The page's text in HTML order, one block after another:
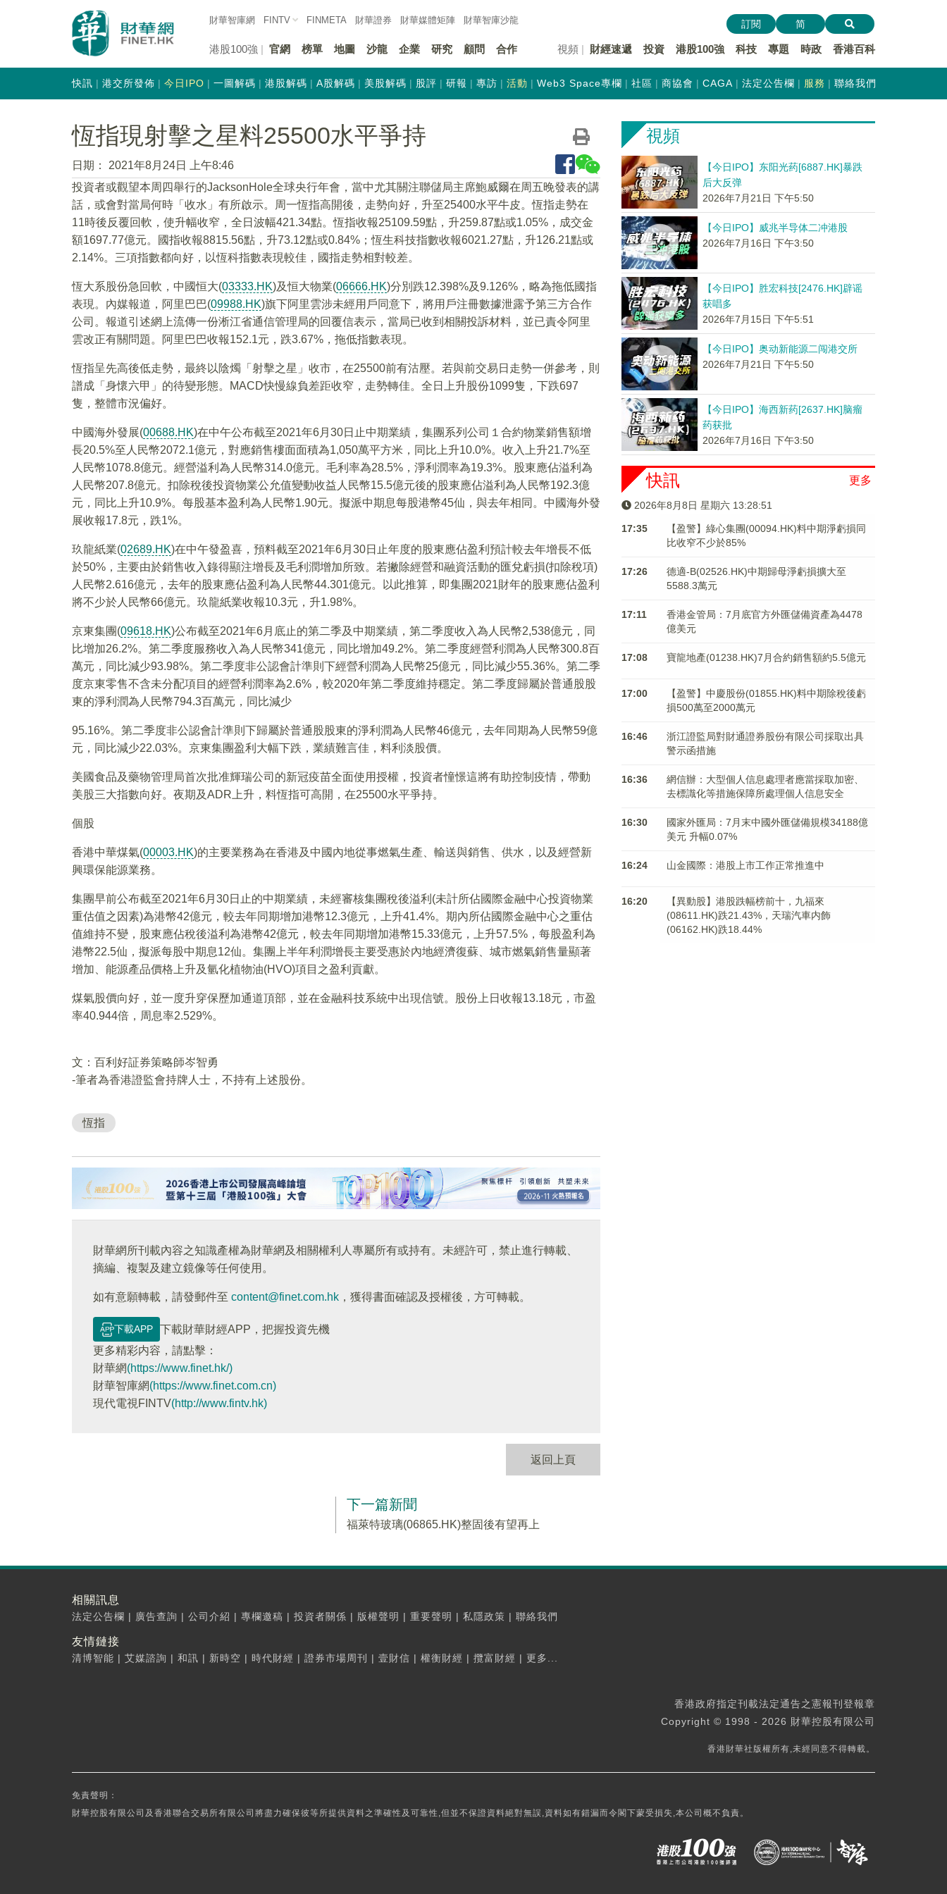
財華智庫網 FINTV FINMETA 財華證券 財華媒體矩陣 財華智庫沙龍
港股100強 官網 榜單 地圖 沙龍 企業 研究 顧問 合作 視頻 財經速遞 投資 港股100強 科技 專題 時政 香港百科
訂閱 简
快訊 港交所發佈 今日IPO 一圖解碼 港股解碼 A股解碼 美股解碼 股評 研報 專訪 活動 Web3 Space專欄 社區 商協會 CAGA 法定公告欄 服務 聯絡我們
恆指現射擊之星料25500水平爭持
日期：
2021年8月24日 上午8:46
投資者或觀望本周四舉行的JacksonHole全球央行年會，當中尤其關注聯儲局主席鮑威爾在周五晚發表的講
話，或會對當局何時「收水」有所啟示。周一恆指高開後，走勢向好，升至25400水平牛皮。恆指走勢在
11時後反覆回軟，使升幅收窄，全日波幅421.34點。恆指收報25109.59點，升259.87點或1.05%，成交金
額1697.77億元。國指收報8815.56點，升73.12點或0.84%；恆生科技指數收報6021.27點，升126.21點或
2.14%。三項指數都向好，以恆科指數表現較佳，國指走勢相對較差。
恆大系股份急回軟，中國恒大(03333.HK)及恒大物業(06666.HK)分別跌12.398%及9.126%，略為拖低國指
表現。內媒報道，阿里巴巴(09988.HK)旗下阿里雲涉未經用戶同意下，將用戶注冊數據泄露予第三方合作
公司。報道引述網上流傳一份淅江省通信管理局的回覆信表示，當局已收到相關投訴材料，並已責令阿里
雲改正有關問題。阿里巴巴收報152.1元，跌3.67%，拖低指數表現。
恆指呈先高後低走勢，最終以陰燭「射擊之星」收市，在25500前有沽壓。若與前交易日走勢一併參考，則
譜成「身懷六甲」的待變形態。MACD快慢線負差距收窄，走勢轉佳。全日上升股份1099隻，下跌697
隻，整體市況偏好。
中國海外發展(00688.HK)在中午公布截至2021年6月30日止中期業績，集團系列公司１合約物業銷售額增
長20.5%至人民幣2072.1億元，對應銷售樓面面積為1,050萬平方米，同比上升10.0%。收入上升21.7%至
人民幣1078.8億元。經營溢利為人民幣314.0億元。毛利率為28.5%，淨利潤率為19.3%。股東應佔溢利為
人民幣207.8億元。扣除稅後投資物業公允值變動收益人民幣15.5億元後的股東應佔溢利為人民幣192.3億
元，同比上升10.9%。每股基本盈利為人民幣1.90元。擬派中期息每股港幣45仙，與去年相同。中國海外發
展收報17.8元，跌1%。
玖龍紙業(02689.HK)在中午發盈喜，預料截至2021年6月30日止年度的股東應佔盈利預計較去年增長不低
於50%，主要由於銷售收入錄得顯注增長及毛利潤增加所致。若撇除經營和融資活動的匯兌虧損(扣除稅項)
人民幣2.616億元，去年的股東應佔盈利為人民幣44.301億元。以此推算，即集團2021財年的股東應佔盈利
將不少於人民幣66億元。玖龍紙業收報10.3元，升1.98%。
京東集團(09618.HK)公布截至2021年6月底止的第二季及中期業績，第二季度收入為人民幣2,538億元，同
比增加26.2%。第二季度服務收入為人民幣341億元，同比增加49.2%。第二季度經營利潤為人民幣300.8百
萬元，同比減少93.98%。第二季度非公認會計準則下經營利潤為人民幣25億元，同比減少55.36%。第二季
度京東零售不含未分配項目的經營利潤率為2.6%，較2020年第二季度維持穩定。第二季度歸屬於普通股股
東的淨利潤為人民幣794.3百萬元，同比減少
95.16%。第二季度非公認會計準則下歸屬於普通股股東的淨利潤為人民幣46億元，去年同期為人民幣59億
元，同比減少22.03%。京東集團盈利大幅下跌，業績難言佳，料利淡股價。
美國食品及藥物管理局首次批准輝瑞公司的新冠疫苗全面使用授權，投資者憧憬這將有助控制疫情，帶動
美股三大指數向好。夜期及ADR上升，料恆指可高開，在25500水平爭持。
個股
香港中華煤氣(00003.HK)的主要業務為在香港及中國內地從事燃氣生產、輸送與銷售、供水，以及經營新
興環保能源業務。
集團早前公布截至2021年6月30日止的中期業績，未經審核集團稅後溢利(未計所佔國際金融中心投資物業
重估值之因素)為港幣42億元，較去年同期增加港幣12.3億元，上升41.4%。期內所佔國際金融中心之重估
值維持不變，股東應佔稅後溢利為港幣42億元，較去年同期增加港幣15.33億元，上升57.5%，每股盈利為
港幣22.5仙，擬派每股中期息12仙。集團上半年利潤增長主要受惠於內地經濟復蘇、城市燃氣銷售量顯著
增加、能源產品價格上升及氫化植物油(HVO)項目之盈利貢獻。
煤氣股價向好，並一度升穿保歷加通道頂部，並在金融科技系統中出現信號。股份上日收報13.18元，市盈
率40.944倍，周息率2.529%。
文：百利好証券策略師岑智勇
-筆者為香港證監會持牌人士，不持有上述股份。
恆指
財華網所刊載內容之知識產權為財華網及相關權利人專屬所有或持有。未經許可，禁止進行轉載、
摘編、複製及建立鏡像等任何使用。
如有意願轉載，請發郵件至 content@finet.com.hk ，獲得書面確認及授權後，方可轉載。
下載APP
下載財華財經APP，把握投資先機
更多精彩内容，請點擊：
財華網(https://www.finet.hk/)
財華智庫網(https://www.finet.com.cn)
現代電視FINTV(http://www.fintv.hk)
返回上頁
下一篇新聞
福萊特玻璃(06865.HK)整固後有望再上
視頻
【今日IPO】东阳光药[6887.HK]暴跌
后大反弹
2026年7月21日 下午5:50
【今日IPO】威兆半导体二冲港股
2026年7月16日 下午3:50
【今日IPO】胜宏科技[2476.HK]辟谣
获唱多
2026年7月15日 下午5:51
【今日IPO】奥动新能源二闯港交所
2026年7月21日 下午5:50
【今日IPO】海西新药[2637.HK]脑瘤
药获批
2026年7月16日 下午3:50
更多
快訊
2026年8月8日 星期六 13:28:52
17:35
【盈警】綠心集團(00094.HK)料中期淨虧損同
比收窄不少於85%
17:26
德適-B(02526.HK)中期歸母淨虧損擴大至
5588.3萬元
17:11
香港金管局：7月底官方外匯儲備資產為4478
億美元
17:08 寶龍地產(01238.HK)7月合約銷售額約5.5億元
17:00
【盈警】中慶股份(01855.HK)料中期除稅後虧
損500萬至2000萬元
16:46
浙江證監局對財通證券股份有限公司採取出具
警示函措施
16:36
網信辦：大型個人信息處理者應當採取加密、
去標識化等措施保障所處理個人信息安全
16:30
國家外匯局：7月末中國外匯儲備規模34188億
美元 升幅0.07%
16:24 山金國際：港股上市工作正常推進中
16:20
【異動股】港股跌幅榜前十，九福來
(08611.HK)跌21.43%，天瑞汽車内飾
(06162.HK)跌18.44%
相關訊息
法定公告欄 | 廣告查詢 | 公司介紹 | 專欄邀稿 | 投資者關係 | 版權聲明 | 重要聲明 | 私隱政策 | 聯絡我們
友情鏈接
清博智能 | 艾媒諮詢 | 和訊 | 新時空 | 時代財經 | 證券市場周刊 | 壹財信 | 權衡財經 | 攬富財經 | 更多...
香港政府指定刊載法定通告之憲報刊登報章
Copyright © 1998 - 2026 財華控股有限公司
香港財華社版權所有,未經同意不得轉載。
免責聲明：
財華控股有限公司及香港聯合交易所有限公司將盡力確保彼等所提供資料之準確性及可靠性,但並不保證資料絕對無誤,資料如有錯漏而令閣下蒙受損失,本公司概不負責。